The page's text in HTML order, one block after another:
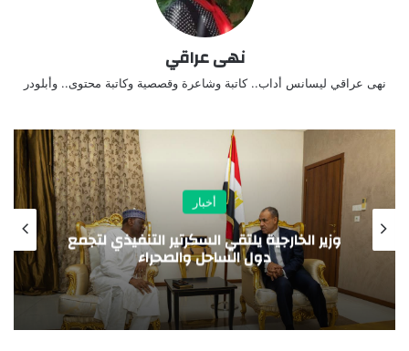
نهى عراقي
نهى عراقي ليسانس أداب.. كاتبة وشاعرة وقصصية وكاتبة محتوى.. وأبلودر
أخبار
يلتقي السكرتير التنفيذي لتجمع
الساحل والصحراء
مشاركة
الدولة